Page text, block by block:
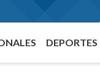
DEPORTES